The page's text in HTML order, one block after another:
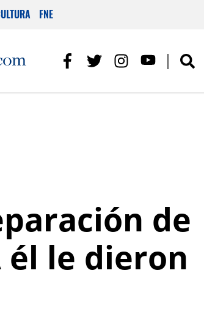
FNE
de
le dieron